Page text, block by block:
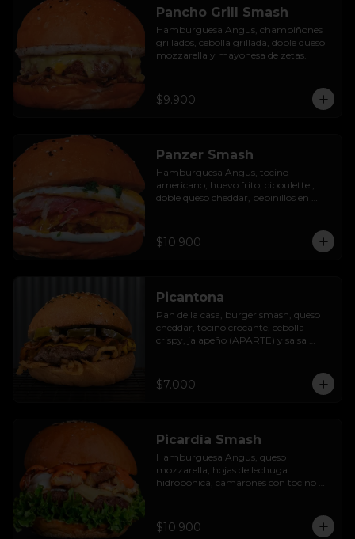
Pancho Grill Smash
Hamburguesa Angus, champiñones
grillados, cebolla grillada, doble queso
mozzarella y mayonesa de zetas.
$9.900
Panzer Smash
Hamburguesa Angus, tocino
americano, huevo frito, ciboulette ,
doble queso cheddar, pepinillos en
$10.900
Picantona
Pan de la casa, burger smash, queso
cheddar, tocino crocante, cebolla
crispy, jalapeño (APARTE) y salsa
$7.000
Picardía Smash
Hamburguesa Angus, queso
mozzarella, hojas de lechuga
hidropónica, camarones con tocino
$10.900